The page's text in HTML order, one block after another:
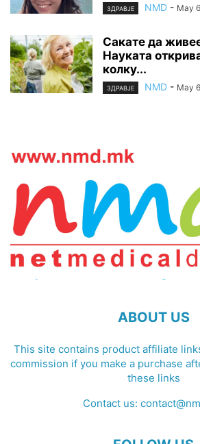
ЗДРАВЈЕ NMD - May
Сакате да
Науката
колку...
ЗДРАВЈЕ NMD - May
ABOUT US
This site contains product affiliate
commission if you make a purchase
these links
Contact us: